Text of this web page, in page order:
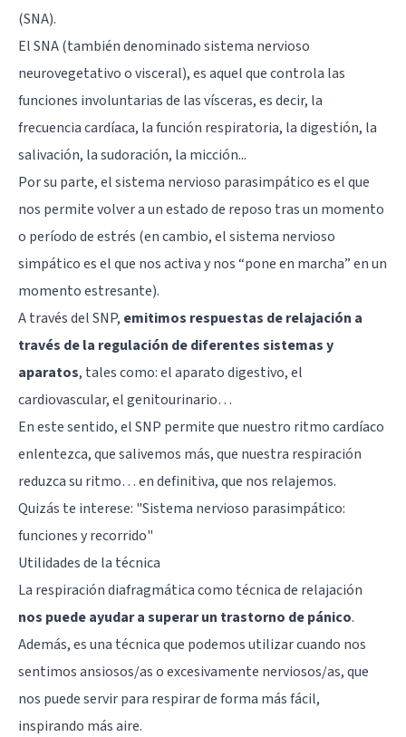
(SNA).
El SNA (también denominado sistema nervioso
neurovegetativo o visceral), es aquel que controla las
funciones involuntarias de las vísceras, es decir, la
frecuencia cardíaca, la función respiratoria, la digestión, la
salivación, la sudoración, la micción...
Por su parte, el sistema nervioso parasimpático es el que
nos permite volver a un estado de reposo tras un momento
o período de estrés (en cambio, el sistema nervioso
simpático es el que nos activa y nos “pone en marcha” en un
momento estresante).
A través del SNP, emitimos respuestas de relajación a
través de la regulación de diferentes sistemas y
aparatos, tales como: el aparato digestivo, el
cardiovascular, el genitourinario…
En este sentido, el SNP permite que nuestro ritmo cardíaco
enlentezca, que salivemos más, que nuestra respiración
reduzca su ritmo… en definitiva, que nos relajemos.
Quizás te interese: "Sistema nervioso parasimpático:
funciones y recorrido"
Utilidades de la técnica
La respiración diafragmática como técnica de relajación
nos puede ayudar a superar un trastorno de pánico.
Además, es una técnica que podemos utilizar cuando nos
sentimos ansiosos/as o excesivamente nerviosos/as, que
nos puede servir para respirar de forma más fácil,
inspirando más aire.